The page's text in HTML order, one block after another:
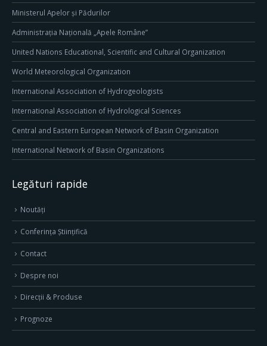
Ministerul Apelor și Pădurilor
Administrația Națională „Apele Române”
United Nations Educational, Scientific and Cultural Organization
World Meteorological Organization
International Association of Hydrogeologists
International Association of Hydrological Sciences
Central and Eastern European Network of Basin Organization
International Network of Basin Organizations
Legături rapide
Noutăți
Conferința Științifică
Contact
Despre noi
Direcţii & Produse
Prognoze